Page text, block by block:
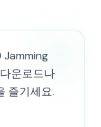
Jamming
운로드나
즐기세요.